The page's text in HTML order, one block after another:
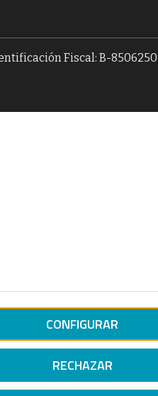
CONFIGURAR
RECHAZAR
Fiscal: B-